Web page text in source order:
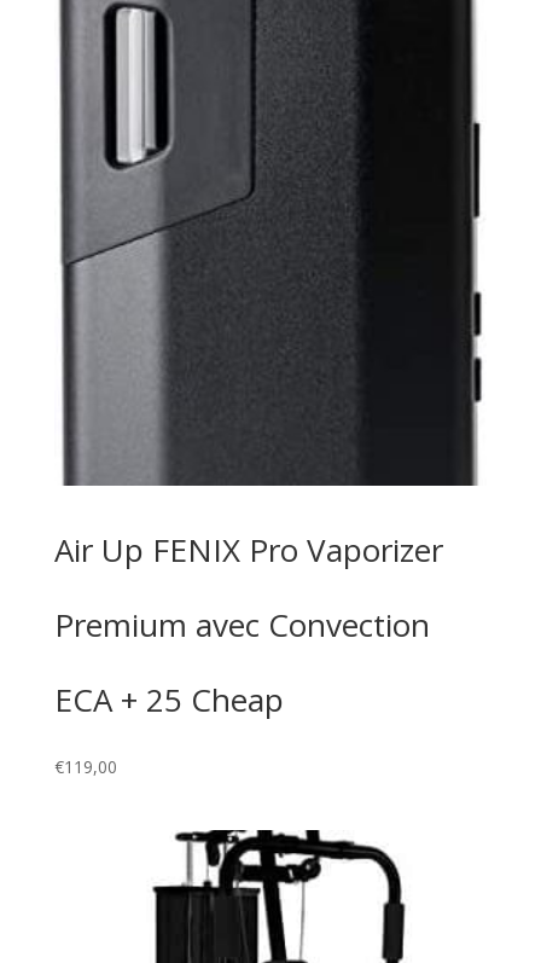
Air Up FENIX Pro Vaporizer
Premium avec Convection
ECA + 25 Cheap
€119,00